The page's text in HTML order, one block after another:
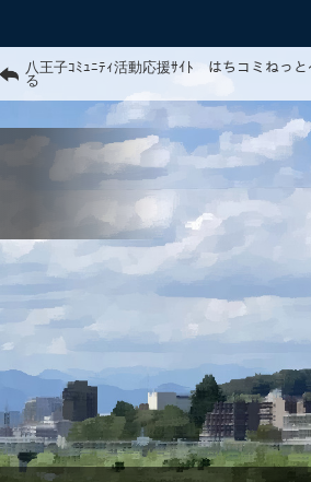
八王子ｺﾐｭﾆﾃｨ活動応援ｻｲﾄ はちコミねっと
る